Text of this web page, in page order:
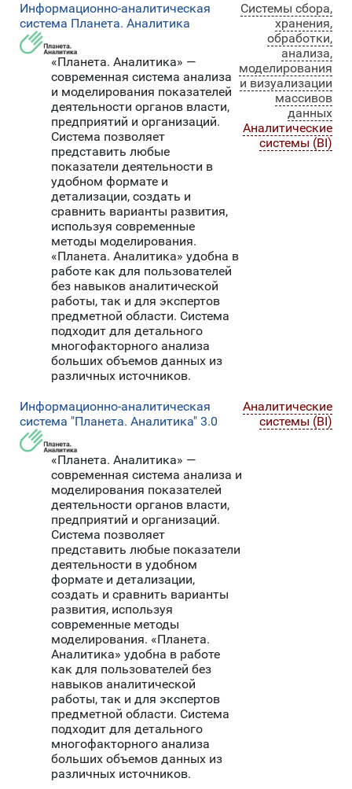
Информационно-аналитическая
система Планета. Аналитика
«Планета. Аналитика» —
современная система анализа
и моделирования показателей
деятельности органов власти,
предприятий и организаций.
Система позволяет
представить любые
показатели деятельности в
удобном формате и
детализации, создать и
сравнить варианты развития,
используя современные
методы моделирования.
«Планета. Аналитика» удобна в
работе как для пользователей
без навыков аналитической
работы, так и для экспертов
предметной области. Система
подходит для детального
многофакторного анализа
больших объемов данных из
различных источников.
Системы сбора,
хранения,
обработки,
анализа,
моделирования
и визуализации
массивов
данных
Аналитические
системы (BI)
Информационно-аналитическая
система "Планета. Аналитика" 3.0
«Планета. Аналитика» —
современная система анализа и
моделирования показателей
деятельности органов власти,
предприятий и организаций.
Система позволяет
представить любые показатели
деятельности в удобном
формате и детализации,
создать и сравнить варианты
развития, используя
современные методы
моделирования. «Планета.
Аналитика» удобна в работе
как для пользователей без
навыков аналитической
работы, так и для экспертов
предметной области. Система
подходит для детального
многофакторного анализа
больших объемов данных из
различных источников.
Аналитические
системы (BI)